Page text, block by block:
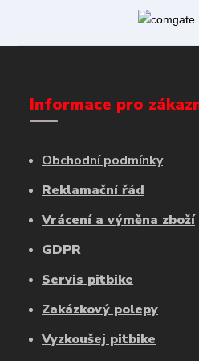
Informace pro
Obchodní podmínky
Reklamační řád
Vrácení a výměna zboží
GDPR
Servis pitbike
Zakázkový polepy
Vyzkoušej pitbike